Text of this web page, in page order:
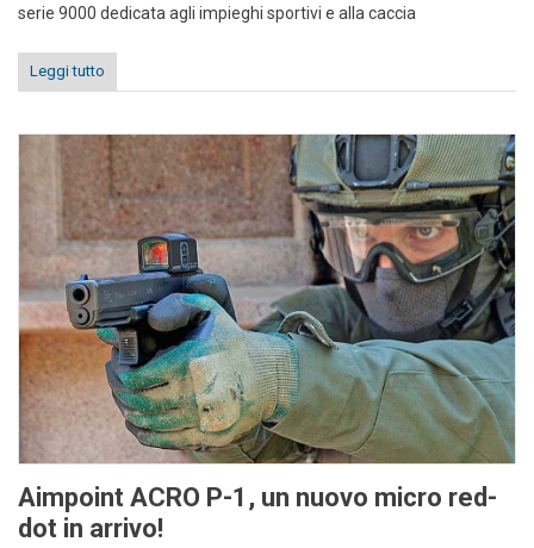
serie 9000 dedicata agli impieghi sportivi e alla caccia
Leggi tutto
Aimpoint ACRO P-1, un nuovo micro red-
dot in arrivo!